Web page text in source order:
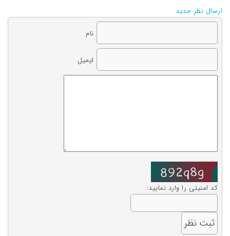
ارسال نظر جدید
نام
ایمیل
کد امنیتی را وارد نمایید: